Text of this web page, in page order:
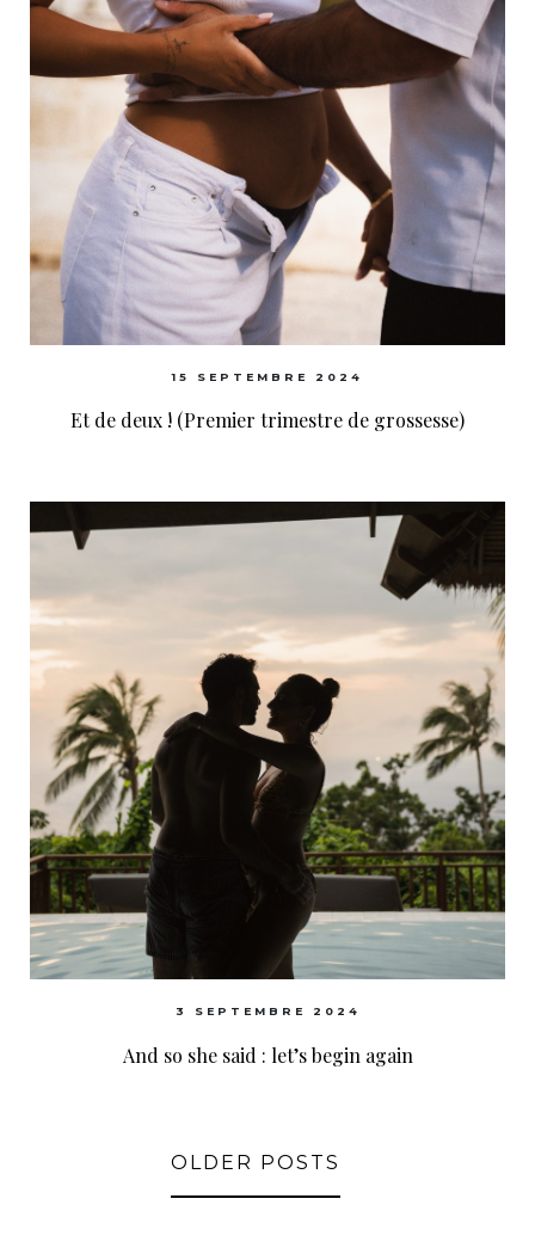
15 SEPTEMBRE 2024
Et de deux ! (Premier trimestre de grossesse)
3 SEPTEMBRE 2024
And so she said : let’s begin again
OLDER POSTS